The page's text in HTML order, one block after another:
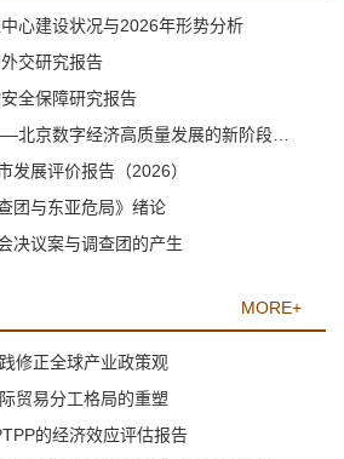
心建设状况与2026年形势分析
交研究报告
全保障研究报告
发展评价报告（2026）
团与东亚危局》绪论
决议案与调查团的产生
MORE+
修正全球产业政策观
贸易分工格局的重塑
的经济效应评估报告